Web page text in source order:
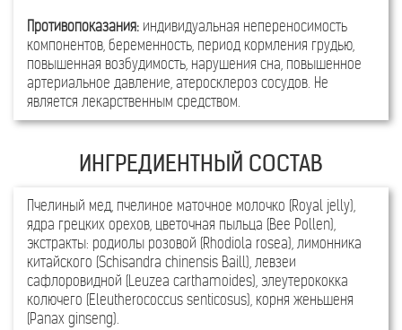
Противопоказания: индивидуальная непереносимость
компонентов, беременность, период кормления грудью,
повышенная возбудимость, нарушения сна, повышенное
артериальное давление, атеросклероз сосудов. Не
является лекарственным средством.
Пчелиный мед, пчелиное маточное молочко (Royal jelly),
ядра грецких орехов, цветочная пыльца (Bee Pollen),
экстракты: родиолы розовой (Rhodiola rosea), лимонника
китайского (Schisandra chinensis Baill), левзеи
сафлоровидной (Leuzea carthamoides), элеутерококка
колючего (Eleutherococсus senticosus), корня женьшеня
(Panax ginseng).